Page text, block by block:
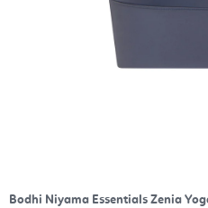
Bodhi Niyama Essentials Zenia